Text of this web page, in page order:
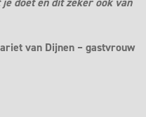
van Dijnen – gastvrouw